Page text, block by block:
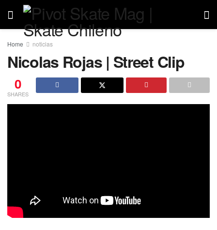
Home noticias
Nicolas Rojas | Street Clip
0
SHARES